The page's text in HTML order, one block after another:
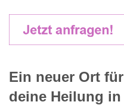
Ein neuer Ort für
deine Heilung in